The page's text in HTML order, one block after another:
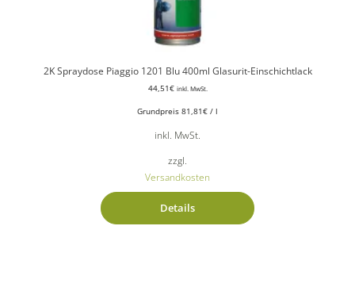
2K Spraydose Piaggio 1201 Blu 400ml Glasurit-Einschichtlack
44,51€ inkl. MwSt.
Grundpreis 81,81€ / l
inkl. MwSt.
zzgl.
Versandkosten
Details